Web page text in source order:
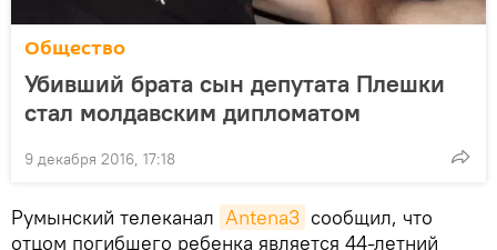
Общество
Убивший брата сын депутата Плешки
стал молдавским дипломатом
9 декабря 2016, 17:18
Румынский телеканал Antena3 сообщил, что
отцом погибшего ребенка является 44-летний